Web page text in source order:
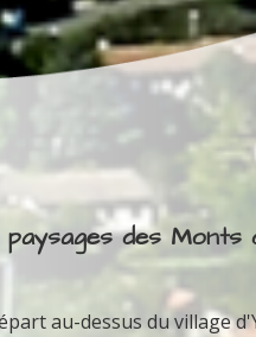
des Monts
au-dessus du village